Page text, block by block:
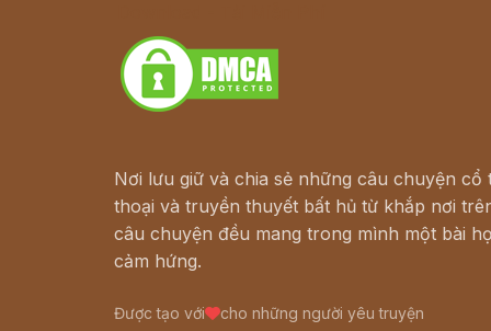
Nơi lưu giữ và chia sẻ những câu chuyện cổ
thoại và truyền thuyết bất hủ từ khắp nơi
câu chuyện đều mang trong mình một bài
cảm hứng.
Được tạo với cho những người yêu truyện